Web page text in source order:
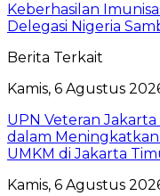
Keberhasilan
Delegasi Nigeria
Berita Terkait
Kamis, 6 Agustus
UPN Veteran
dalam Meningkatkan
UMKM di Jakarta
Kamis, 6 Agustus